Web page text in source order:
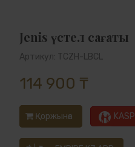
Jenis үстел сағаты
Артикул: TCZH-LBCL
114 900 ₸
Қоржынға KASPI